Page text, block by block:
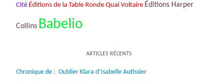
Cité Éditions de la Table Ronde Quai Voltaire Éditions Harper
Collins Babelio
ARTICLES RÉCENTS
Chronique de : Oublier Klara d’Isabelle Autissier